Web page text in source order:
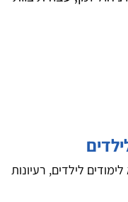
לילדים, רעיונות